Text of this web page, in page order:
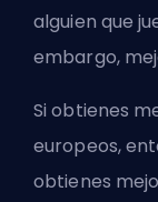
alguien que
embargo,
Si obtienes
europeos,
obtienes